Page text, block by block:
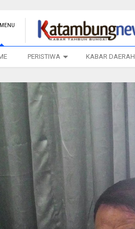
MENU
PERISTIWA KABAR DAERAH